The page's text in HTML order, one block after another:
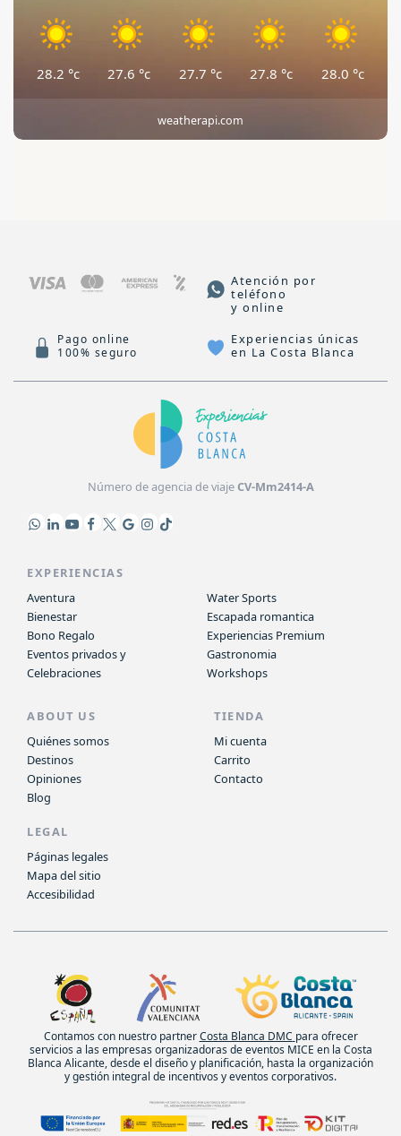
28.2 °c 27.6 °c 27.7 °c 27.8 °c 28.0 °c
weatherapi.com
Atención por
teléfono
y online
Pago online
100% seguro
Experiencias únicas
en La Costa Blanca
Número de agencia de viajeCV-Mm2414-A
EXPERIENCIAS
Aventura
Bienestar
Bono Regalo
Eventos privados y
Celebraciones
Water Sports
Escapada romantica
Experiencias Premium
Gastronomia
Workshops
ABOUT US
Quiénes somos
Destinos
Opiniones
Blog
TIENDA
Mi cuenta
Carrito
Contacto
LEGAL
Páginas legales
Mapa del sitio
Accesibilidad
Contamos con nuestro partnerCosta Blanca DMC para ofrecer
servicios a las empresas organizadoras de eventos MICE en la Costa
Blanca Alicante, desde el diseño y planificación, hasta la organización
y gestión integral de incentivos y eventos corporativos.